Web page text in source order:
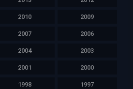
2010 2009
2007 2006
2004 2003
2001 2000
1998 1997